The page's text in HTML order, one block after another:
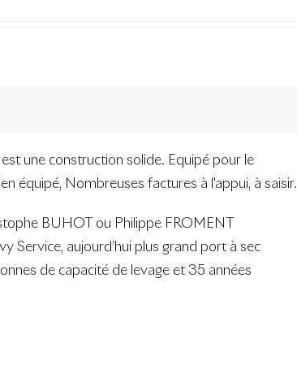
une construction solide. Equipé pour le
équipé, Nombreuses factures à l'appui, à saisir.
BUHOT ou Philippe FROMENT
Service, aujourd’hui plus grand port à sec
de capacité de levage et 35 années